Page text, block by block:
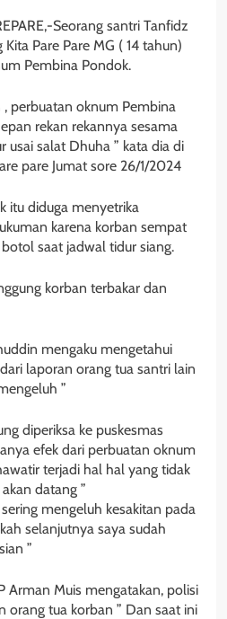
Seorang santri Tanfidz
Pare Pare MG ( 14 tahun)
Pembina Pondok.
perbuatan oknum Pembina
rekan rekannya sesama
usai salat Dhuha ” kata dia di
pare Jumat sore 26/1/2024
itu diduga menyetrika
karena korban sempat
saat jadwal tidur siang.
korban terbakar dan
mengaku mengetahui
laporan orang tua santri lain
”
diperiksa ke puskesmas
efek dari perbuatan oknum
terjadi hal hal yang tidak
datang ”
mengeluh kesakitan pada
selanjutnya saya sudah
”
Arman Muis mengatakan, polisi
orang tua korban ” Dan saat ini